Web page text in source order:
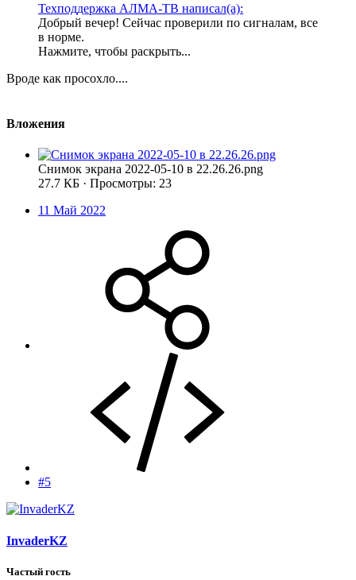
Техподдержка АЛМА-ТВ написал(а):
Добрый вечер! Сейчас проверили по сигналам, все
в норме.
Нажмите, чтобы раскрыть...
Вроде как просохло....
Вложения
Снимок экрана 2022-05-10 в 22.26.26.png
27.7 КБ · Просмотры: 23
11 Май 2022
#5
InvaderKZ
Частый гость